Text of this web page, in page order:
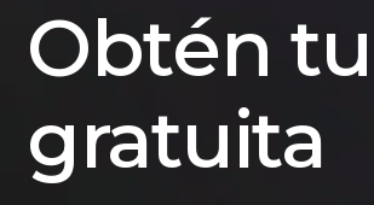
Obtén
gratuita